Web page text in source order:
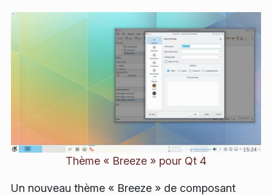
Thème « Breeze » pour Qt 4
Un nouveau thème « Breeze » de composant